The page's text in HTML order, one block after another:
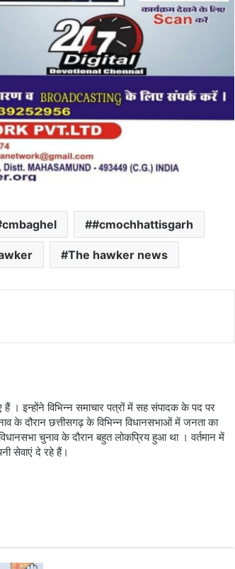
#cmochhattisgarh
The hawker news
। इन्होंने विभिन्न समाचार पत्रों में सह संपादक के पद पर
के दौरान छत्तीसगढ़ के विभिन्न विधानसभाओं में जनता का
चुनाव के दौरान बहुत लोकप्रिय हुआ था । वर्तमान में
सेवाएं दे रहे हैं।